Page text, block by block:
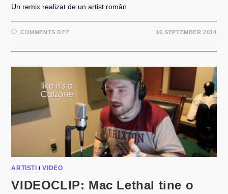
Un remix realizat de un artist român
COMMENTS OFFON
–
MAMA
(BOEHM
REMIX)
16 SEPTEMBER 2014
ARTISTI /VIDEO
VIDEOCLIP: Mac Lethal tine o